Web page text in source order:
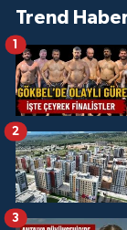
Trend
1
2
3